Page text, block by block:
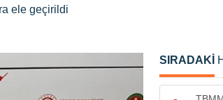
ele geçirildi
SIRADAKİ